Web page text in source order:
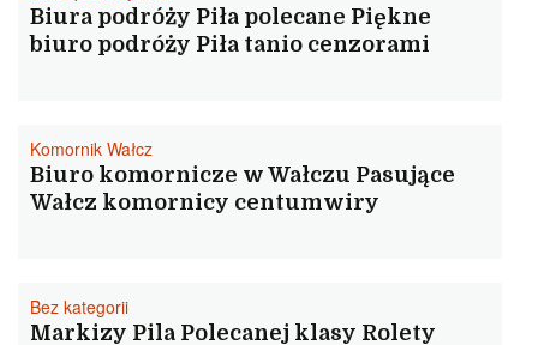
Biura podróży Piła polecane Piękne
biuro podróży Piła tanio cenzorami
Komornik Wałcz
Biuro komornicze w Wałczu Pasujące
Wałcz komornicy centumwiry
Bez kategorii
Markizy Pila Polecanej klasy Rolety